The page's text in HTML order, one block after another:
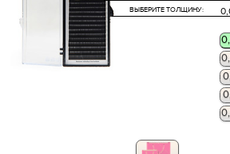
ВЫБЕРИТЕ ТОЛЩИНУ: